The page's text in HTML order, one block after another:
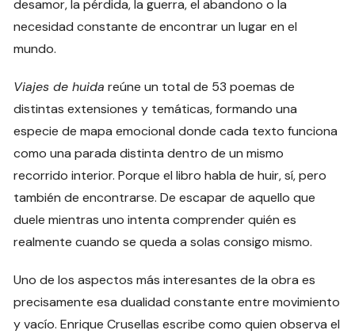
desamor, la pérdida, la guerra, el abandono o la
necesidad constante de encontrar un lugar en el
mundo.
Viajes de huida reúne un total de 53 poemas de
distintas extensiones y temáticas, formando una
especie de mapa emocional donde cada texto funciona
como una parada distinta dentro de un mismo
recorrido interior. Porque el libro habla de huir, sí, pero
también de encontrarse. De escapar de aquello que
duele mientras uno intenta comprender quién es
realmente cuando se queda a solas consigo mismo.
Uno de los aspectos más interesantes de la obra es
precisamente esa dualidad constante entre movimiento
y vacío. Enrique Crusellas escribe como quien observa el